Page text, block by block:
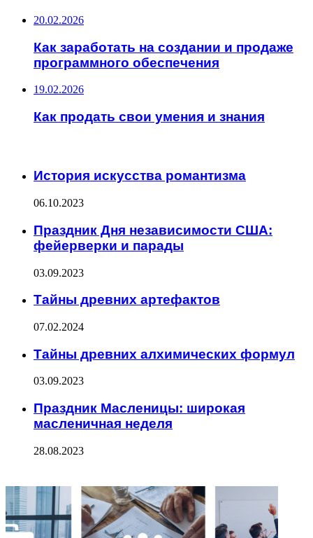
20.02.2026
Как заработать на создании и продаже
программного обеспечения
19.02.2026
Как продать свои умения и знания
История искусства романтизма
06.10.2023
Праздник Дня независимости США:
фейерверки и парады
03.09.2023
Тайны древних артефактов
07.02.2024
Тайны древних алхимических формул
03.09.2023
Праздник Масленицы: широкая
масленичная неделя
28.08.2023